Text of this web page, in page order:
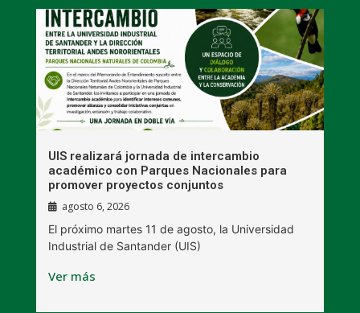
UIS realizará jornada de intercambio
académico con Parques Nacionales para
promover proyectos conjuntos
agosto 6, 2026
El próximo martes 11 de agosto, la Universidad
Industrial de Santander (UIS)
Ver más